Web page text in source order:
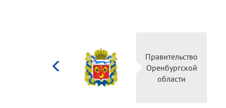
Правительство
Оренбургской
области